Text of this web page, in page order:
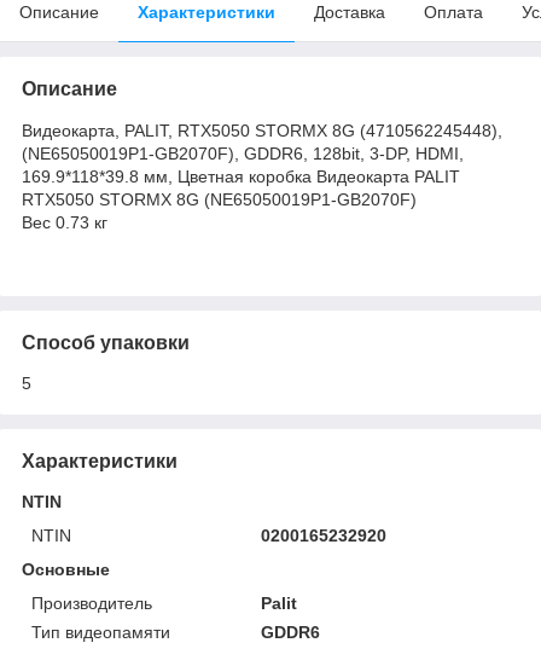
Описание Характеристики Доставка Оплата
Описание
Видеокарта, PALIT, RTX5050 STORMX 8G (4710562245448),
(NE65050019P1-GB2070F), GDDR6, 128bit, 3-DP, HDMI,
169.9*118*39.8 мм, Цветная коробка Видеокарта PALIT
RTX5050 STORMX 8G (NE65050019P1-GB2070F)
Вес 0.73 кг
Способ упаковки
5
Характеристики
NTIN
NTIN
0200165232920
Основные
Производитель
Palit
Тип видеопамяти
GDDR6